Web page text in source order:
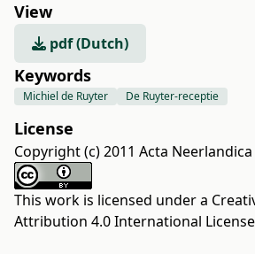
View
pdf (Dutch)
Keywords
Michiel de Ruyter De Ruyter-receptie
License
Copyright (c) 2011 Acta Neerlandica
This work is licensed under a
Attribution 4.0 International License